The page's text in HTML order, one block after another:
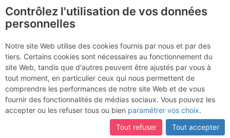
certaines pages ne sont plus accessibles, manquantes ou
incomplètes, déconnectez-vous puis reconnectez-vous à votre
compte sur le site.
Cogne - Valnontey :
Il Fallo di Plutone
Italie Grand Paradis Vallée d'Aoste
Contrôlez l'utilisation de vos données
personnelles
Notre site Web utilise des cookies fournis par nous et par des
tiers. Certains cookies sont nécessaires au fonctionnement du
site Web, tandis que d'autres peuvent être ajustés par vous à
tout moment, en particulier ceux qui nous permettent de
comprendre les performances de notre site Web et de vous
fournir des fonctionnalités de médias sociaux. Vous pouvez les
accepter ou les refuser tous ou bien paramétrer vos choix.
Tout refuser
Tout accepter